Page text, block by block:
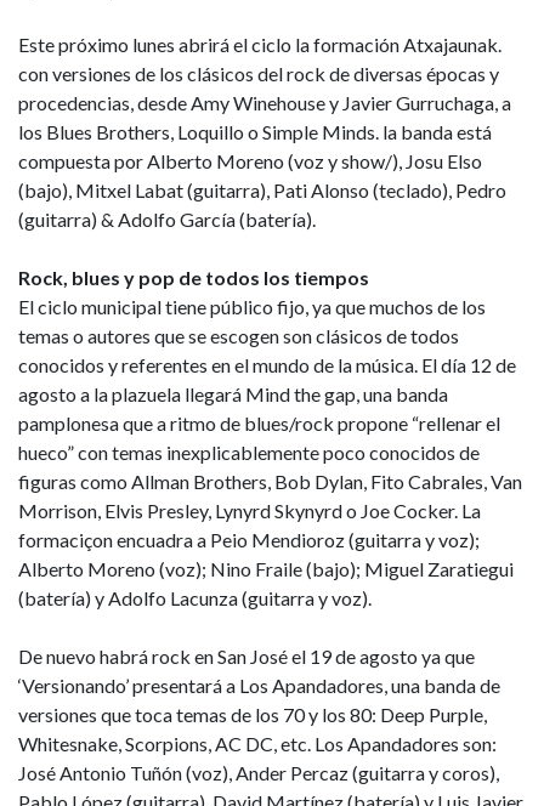
Este próximo lunes abrirá el ciclo la formación Atxajaunak.
con versiones de los clásicos del rock de diversas épocas y
procedencias, desde Amy Winehouse y Javier Gurruchaga, a
los Blues Brothers, Loquillo o Simple Minds. la banda está
compuesta por Alberto Moreno (voz y show/), Josu Elso
(bajo), Mitxel Labat (guitarra), Pati Alonso (teclado), Pedro
(guitarra) & Adolfo García (batería).
Rock, blues y pop de todos los tiempos
El ciclo municipal tiene público fijo, ya que muchos de los
temas o autores que se escogen son clásicos de todos
conocidos y referentes en el mundo de la música. El día 12 de
agosto a la plazuela llegará Mind the gap, una banda
pamplonesa que a ritmo de blues/rock propone “rellenar el
hueco” con temas inexplicablemente poco conocidos de
figuras como Allman Brothers, Bob Dylan, Fito Cabrales, Van
Morrison, Elvis Presley, Lynyrd Skynyrd o Joe Cocker. La
formaciçon encuadra a Peio Mendioroz (guitarra y voz);
Alberto Moreno (voz); Nino Fraile (bajo); Miguel Zaratiegui
(batería) y Adolfo Lacunza (guitarra y voz).
De nuevo habrá rock en San José el 19 de agosto ya que
‘Versionando’ presentará a Los Apandadores, una banda de
versiones que toca temas de los 70 y los 80: Deep Purple,
Whitesnake, Scorpions, AC DC, etc. Los Apandadores son:
José Antonio Tuñón (voz), Ander Percaz (guitarra y coros),